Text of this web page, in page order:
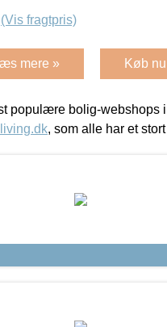
(Vis fragtpris)
mere » Køb
populære bolig-webshops
, som alle har et